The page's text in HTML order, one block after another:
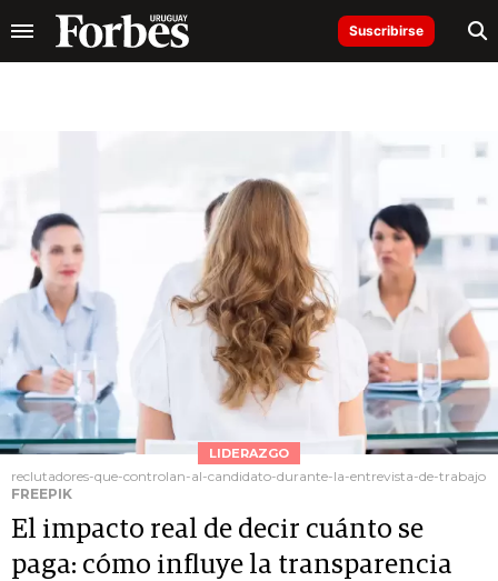
Suscribirse
LIDERAZGO
reclutadores-que-controlan-al-candidato-durante-la-entrevista-de-trabajo
FREEPIK
El impacto real de decir cuánto se
paga: cómo influye la transparencia